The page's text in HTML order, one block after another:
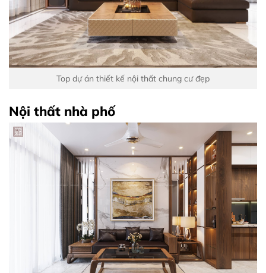
Top dự án thiết kế nội thất chung cư đẹp
Nội thất nhà phố